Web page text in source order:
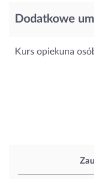
Dodatkowe
Kurs opiekuna